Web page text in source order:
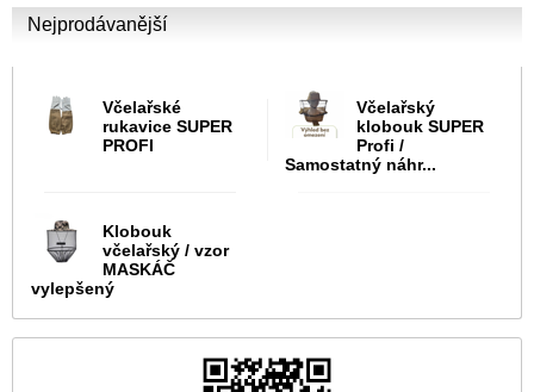
Nejprodávanější
Včelařské
rukavice SUPER
PROFI
Včelařský
klobouk SUPER
Profi /
Samostatný náhr...
Klobouk
včelařský / vzor
MASKÁČ
vylepšený